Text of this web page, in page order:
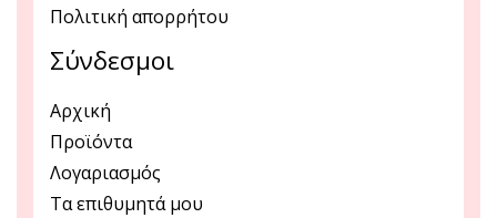
Πολιτική απορρήτου
Σύνδεσμοι
Αρχική
Προϊόντα
Λογαριασμός
Τα επιθυμητά μου